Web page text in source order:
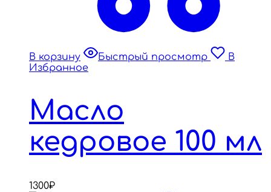
В корзину Быстрый просмотр
В
Избранное
Масло
кедровое 100 мл
1300₽